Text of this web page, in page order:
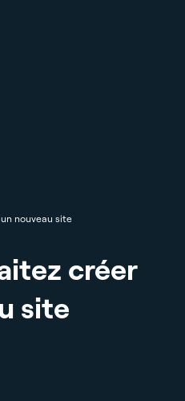
nouveau site
créer
site